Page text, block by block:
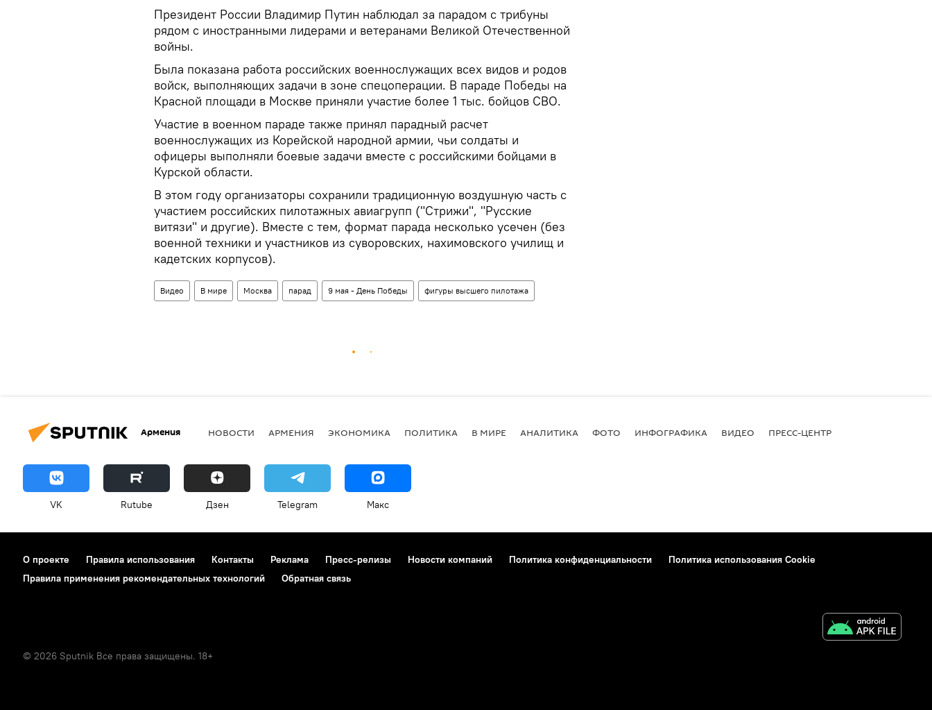
Президент России Владимир Путин наблюдал за парадом с трибуны
рядом с иностранными лидерами и ветеранами Великой Отечественной
войны.
Была показана работа российских военнослужащих всех видов и родов
войск, выполняющих задачи в зоне спецоперации. В параде Победы на
Красной площади в Москве приняли участие более 1 тыс. бойцов СВО.
Участие в военном параде также принял парадный расчет
военнослужащих из Корейской народной армии, чьи солдаты и
офицеры выполняли боевые задачи вместе с российскими бойцами в
Курской области.
В этом году организаторы сохранили традиционную воздушную часть с
участием российских пилотажных авиагрупп ("Стрижи", "Русские
витязи" и другие). Вместе с тем, формат парада несколько усечен (без
военной техники и участников из суворовских, нахимовского училищ и
кадетских корпусов).
Видео В мире Москва парад 9 мая - День Победы фигуры высшего пилотажа
Армения НОВОСТИ АРМЕНИЯ ЭКОНОМИКА ПОЛИТИКА В МИРЕ АНАЛИТИКА ФОТО ИНФОГРАФИКА ВИДЕО ПРЕСС-ЦЕНТР
VK Rutube Дзен Telegram Макс
О проекте Правила использования Контакты Реклама Пресс-релизы Новости компаний Политика конфиденциальности
Политика использования Cookie
Правила применения рекомендательных технологий
Обратная связь
© 2026 Sputnik Все права защищены. 18+